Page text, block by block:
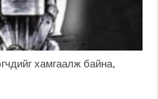
хамгаалж байна,